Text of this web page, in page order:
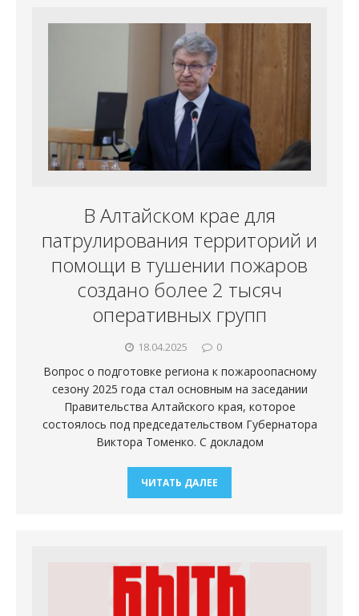
В Алтайском крае для
патрулирования территорий и
помощи в тушении пожаров
создано более 2 тысяч
оперативных групп
18.04.2025 0
Вопрос о подготовке региона к пожароопасному
сезону 2025 года стал основным на заседании
Правительства Алтайского края, которое
состоялось под председательством Губернатора
Виктора Томенко. С докладом
ЧИТАТЬ ДАЛЕЕ